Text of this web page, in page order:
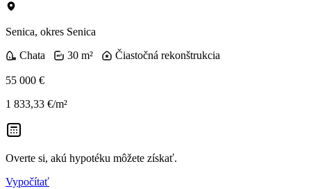
Senica, okres Senica
Chata
30 m² Čiastočná rekonštrukcia
55 000 €
1 833,33 €/m²
Overte si, akú hypotéku môžete získať.
Vypočítať